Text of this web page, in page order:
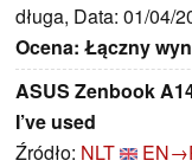
długa, Data: 01/04/
Ocena: Łączny
ASUS Zenbook
I’ve used
Źródło: NLT